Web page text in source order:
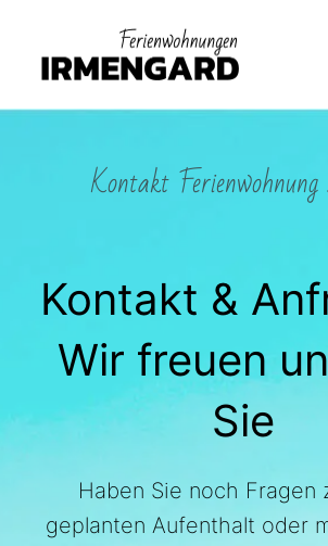
Inhalt
springen
Kontakt
Kontakt &
Wir freuen
Sie
Haben Sie noch Fragen
geplanten Aufenthalt oder